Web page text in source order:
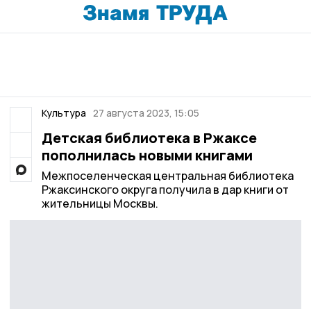
Культура 27 августа 2023, 15:05
Детская библиотека в Ржаксе
пополнилась новыми книгами
Межпоселенческая центральная библиотека
Ржаксинского округа получила в дар книги от
жительницы Москвы.